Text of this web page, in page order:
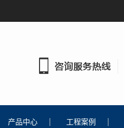
产品中心 工程案例